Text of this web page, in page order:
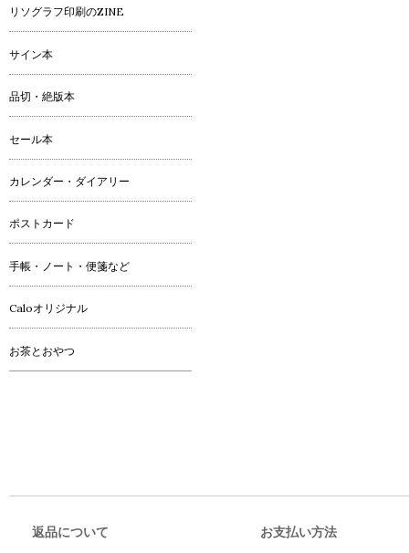
リソグラフ印刷のZINE
サイン本
品切・絶版本
セール本
カレンダー・ダイアリー
ポストカード
手帳・ノート・便箋など
Caloオリジナル
お茶とおやつ
返品について お支払い方法